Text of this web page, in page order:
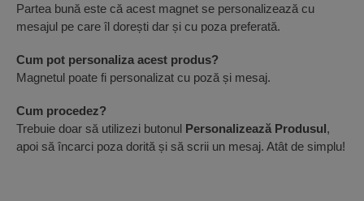
Partea bună este că acest magnet se personalizează cu
mesajul pe care îl dorești dar și cu poza preferată.
Cum pot personaliza acest produs?
Magnetul poate fi personalizat cu poză și mesaj.
Cum procedez?
Trebuie doar să utilizezi butonul Personalizează Produsul,
apoi să încarci poza dorită și să scrii un mesaj. Atât de simplu!